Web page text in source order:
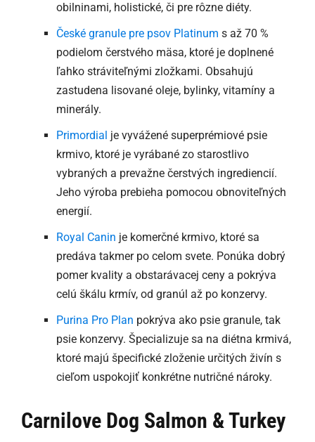
obilninami, holistické, či pre rôzne diéty.
České granule pre psov Platinum s až 70 %
podielom čerstvého mäsa, ktoré je doplnené
ľahko stráviteľnými zložkami. Obsahujú
zastudena lisované oleje, bylinky, vitamíny a
minerály.
Primordial je vyvážené superprémiové psie
krmivo, ktoré je vyrábané zo starostlivo
vybraných a prevažne čerstvých ingrediencií.
Jeho výroba prebieha pomocou obnoviteľných
energií.
Royal Canin je komerčné krmivo, ktoré sa
predáva takmer po celom svete. Ponúka dobrý
pomer kvality a obstarávacej ceny a pokrýva
celú škálu krmív, od granúl až po konzervy.
Purina Pro Plan pokrýva ako psie granule, tak
psie konzervy. Špecializuje sa na diétna krmivá,
ktoré majú špecifické zloženie určitých živín s
cieľom uspokojiť konkrétne nutričné nároky.
Carnilove Dog Salmon & Turkey